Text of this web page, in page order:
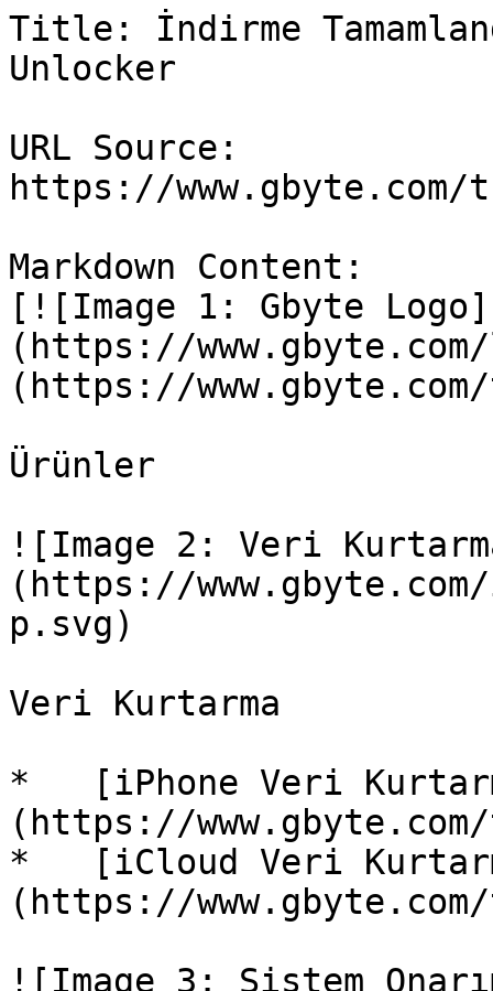
Title: İndirme
Unlocker
URL Source:
https://www.gbyte.com/
Markdown Content:
[![Image 1: Gbyte Logo]
(https://
(https://
Ürünler
![Image 2: Veri
(https://www.gbyte.com/
p.svg)
Veri Kurtarma
*   [iPhone Veri
(https://
*   [iCloud Veri
(https://
![Image 3: Sistem